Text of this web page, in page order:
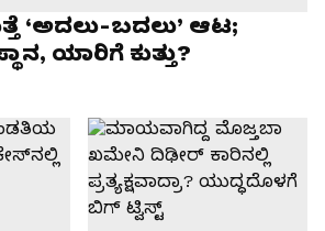
‘ಅದಲು-ಬದಲು’ ಆಟ;
ಯಾರಿಗೆ ಕುತ್ತು?